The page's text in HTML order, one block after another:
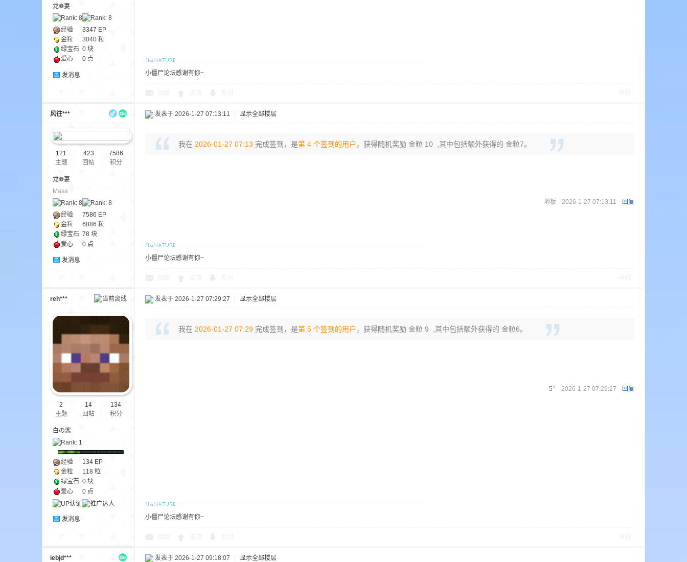
龙❁妻
经验 3347 EP
金粒
3040 粒
绿宝石 0 块
爱心
0 点
发消息 小僵尸论坛感谢有你~
风往***
121
主题
423
回帖
7586
积分
龙❁妻
Masa
经验 7586 EP
金粒
6886 粒
绿宝石 78 块
爱心
0 点
发消息
发表于 2026-1-27 07:13:11 显示全部楼层
我在 2026-01-27 07:13 完成签到，是第 4 个签到的用户 ，获得随机奖励 金粒 10 ,其中包括额外获得的 金粒7。
地板 2026-1-27 07:13:11 回复
小僵尸论坛感谢有你~
reh***
2
主题
14
回帖
134
积分
白の酱
经验 134 EP
金粒
118 粒
绿宝石 0 块
爱心
0 点
发消息
发表于 2026-1-27 07:29:27 显示全部楼层
我在 2026-01-27 07:29 完成签到，是第 5 个签到的用户 ，获得随机奖励 金粒 9 ,其中包括额外获得的 金粒6。
5# 2026-1-27 07:29:27 回复
小僵尸论坛感谢有你~
iebjd*** 发表于 2026-1-27 09:18:07 显示全部楼层